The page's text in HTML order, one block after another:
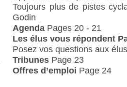
Toujours plus de pistes
Godin
Agenda Pages 20 - 21
Les élus vous répondent
Posez vos questions aux
Tribunes Page 23
Offres d’emploi Page 24